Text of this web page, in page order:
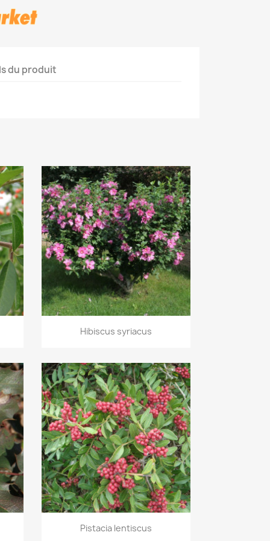
du produit
Aperçu rapide
Hibiscus syriacus
Aperçu rapide
Pistacia lentiscus